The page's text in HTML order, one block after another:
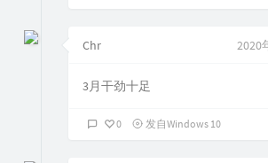
Chr 2020
3月干劲十足
0 发自Windows 10